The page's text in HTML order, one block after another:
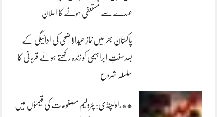
عہدے سے مستعفی ہونے کا اعلان
پاکستان بھر میں نمازِ عیدالاضحی کی ادائیگی کے
بعد سنتِ ابراہیمی کو زندہ رکھتے ہوئے قربانی کا
سلسلہ شروع
**راولپنڈی: پٹرولیم مصنوعات کی قیمتوں میں